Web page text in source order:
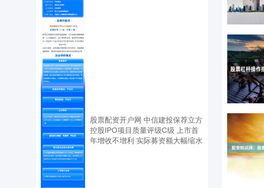
股票配资开户网 中信建投保荐立方
控股IPO项目质量评级C级 上市首
年增收不增利 实际募资额大幅缩水